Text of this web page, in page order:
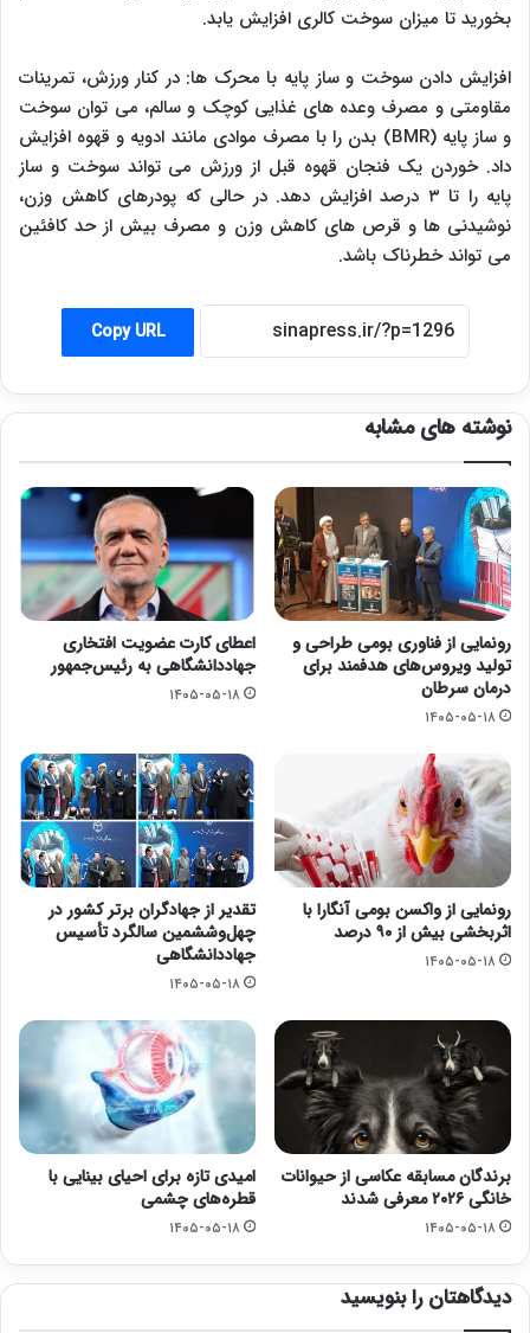
بخورید تا میزان سوخت کالری افزایش یابد.
افزایش دادن سوخت و ساز پایه با محرک ها: در کنار ورزش، تمرینات
مقاومتی و مصرف وعده های غذایی کوچک و سالم، می توان سوخت
و ساز پایه (BMR) بدن را با مصرف موادی مانند ادویه و قهوه افزایش
داد. خوردن یک فنجان قهوه قبل از ورزش می تواند سوخت و ساز
پایه را تا ۳ درصد افزایش دهد. در حالی که پودرهای کاهش وزن،
نوشیدنی ها و قرص های کاهش وزن و مصرف بیش از حد کافئین
می تواند خطرناک باشد.
Copy URL
نوشته های مشابه
رونمایی از فناوری بومی طراحی و
تولید ویروس‌های هدفمند برای
درمان سرطان
۱۴۰۵-۰۵-۱۸
اعطای کارت عضویت افتخاری
جهاددانشگاهی به رئیس‌جمهور
۱۴۰۵-۰۵-۱۸
رونمایی از واکسن بومی آنگارا با
اثربخشی بیش از ۹۰ درصد
۱۴۰۵-۰۵-۱۸
تقدیر از جهادگران برتر کشور در
چهل‌وششمین سالگرد تأسیس
جهاددانشگاهی
۱۴۰۵-۰۵-۱۸
برندگان مسابقه عکاسی از حیوانات
خانگی ۲۰۲۶ معرفی شدند
۱۴۰۵-۰۵-۱۸
امیدی تازه برای احیای بینایی با
قطره‌های چشمی
۱۴۰۵-۰۵-۱۸
دیدگاهتان را بنویسید